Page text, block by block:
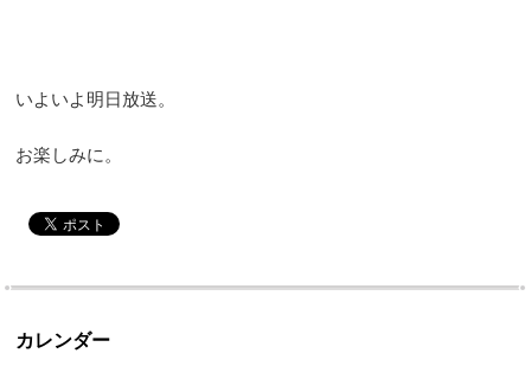
いよいよ明日放送。
お楽しみに。
カレンダー